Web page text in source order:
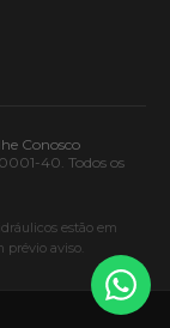
Conosco
40. Todos os
estão em
aviso.